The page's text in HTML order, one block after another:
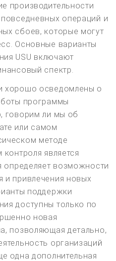
производительности
операций и
сбоев, которые могут
Основные варианты
USU включают
спектр.
хорошо осведомлены о
программы
говорим ли мы об
или самом
методе
является
определяет возможности
и привлечения новых
поддержки
доступны только по
новая
позволяющая детально,
организаций
одна дополнительная